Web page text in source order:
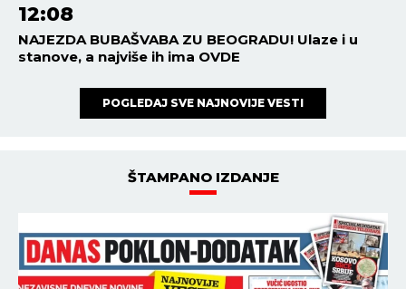
12:08
NAJEZDA BUBAŠVABA ZU BEOGRADU! Ulaze i u
stanove, a najviše ih ima OVDE
POGLEDAJ SVE NAJNOVIJE VESTI
ŠTAMPANO IZDANJE